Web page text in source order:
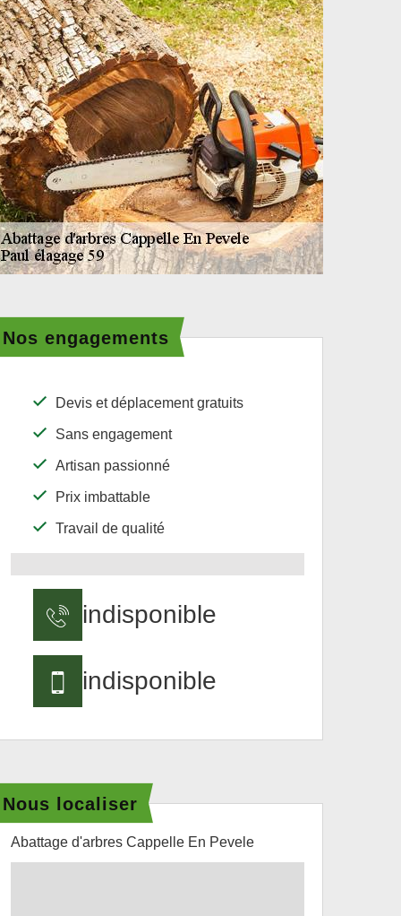
Nos engagements
Devis et déplacement gratuits
Sans engagement
Artisan passionné
Prix imbattable
Travail de qualité
indisponible
indisponible
Nous localiser
Abattage d'arbres Cappelle En Pevele